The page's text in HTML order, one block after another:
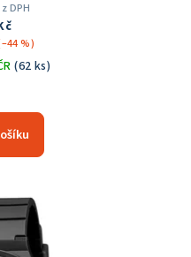
DPH
%)
(62 ks)